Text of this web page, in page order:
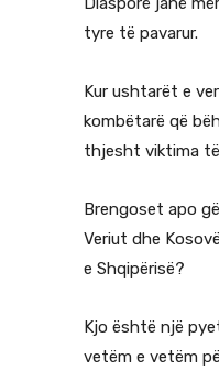
tyre të pavarur.
Kur ushtarët e
kombëtarë që
thjesht viktima
Brengoset apo
Veriut dhe
e Shqipërisë?
Kjo është një
vetëm e vetëm